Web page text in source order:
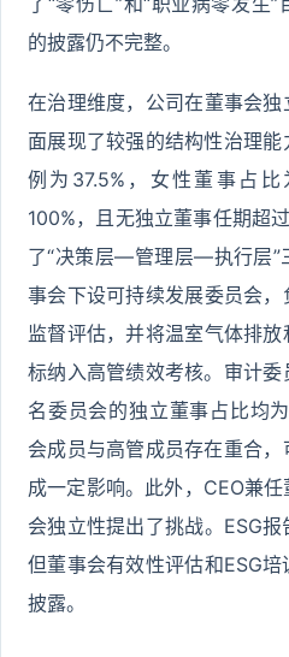
的披露仍不完整。
在治理维度，公司在董事会独
面展现了较强的结构性治理
例为37.5%，女性董事占
100%，且无独立董事任期超
了“决策层—管理层—执行层”
事会下设可持续发展委员会，
监督评估，并将温室气体排放
标纳入高管绩效考核。审计
名委员会的独立董事占比均
会成员与高管成员存在重合
成一定影响。此外，CEO兼
会独立性提出了挑战。ESG报
但董事会有效性评估和ESG
披露。